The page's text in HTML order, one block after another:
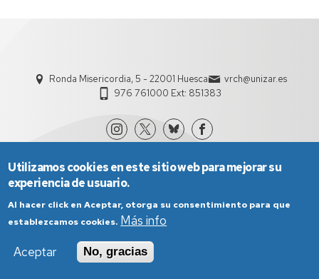
Ronda Misericordia, 5 - 22001 Huesca
vrch@unizar.es
976 761000 Ext: 851383
Política de Privacidad
Utilizamos cookies en este sitio web para mejorar su
experiencia de usuario.
Al hacer click en Aceptar, otorga su consentimiento para que
establezcamos cookies. Más info
Aceptar
No, gracias